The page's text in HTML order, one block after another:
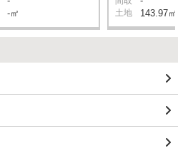
-㎡ 土地 143.97㎡